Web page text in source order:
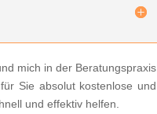
mich in der Beratungspraxis
Sie absolut kostenlose und
und effektiv helfen.